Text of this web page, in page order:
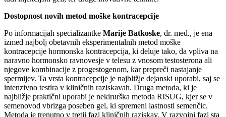
Dostopnost novih metod moške kontracepcije
Po informacijah specializantke Marije Batkoske, dr. med., je ena
izmed najbolj obetavnih eksperimentalnih metod moške
kontracepcije hormonska kontracepcija, ki deluje tako, da vpliva na
naravno hormonsko ravnovesje v telesu z vnosom testosterona ali
njegove kombinacije z progestogenom, kar prepreči nastajanje
spermijev. Ta vrsta kontracepcije je najbližje dejanski uporabi, saj se
intenzivno testira v kliničnih raziskavah. Druga metoda, ki je
najbližje praktični uporabi je nekirurška metoda RISUG, kjer se v
semenovod vbrizga poseben gel, ki spremeni lastnosti semenčic.
Metoda je trenutno v tretji fazi kliničnih raziskav. V razvojni fazi sta